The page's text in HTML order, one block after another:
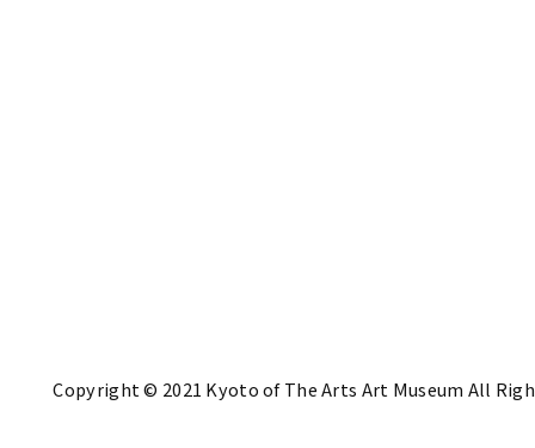
Copyright © 2021 Kyoto of The Arts Art Museum All